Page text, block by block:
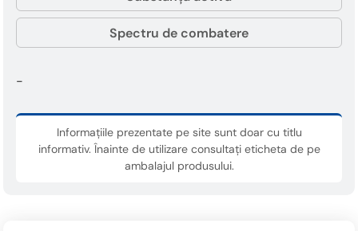
navigate
interact
the-
Spectru de combatere
Informațiile prezentate pe site sunt doar cu titlu
informativ. Înainte de utilizare consultați eticheta de pe
ambalajul produsului.